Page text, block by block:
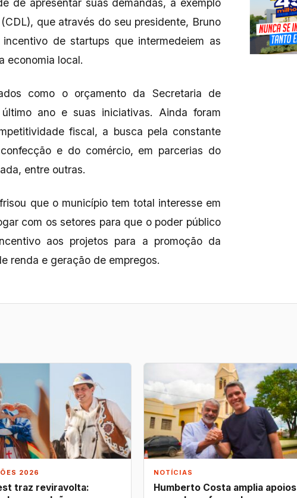
de apresentar suas demandas, a exemplo
que através do seu presidente, Bruno
de startups que intermedeiem as
economia local.
como o orçamento da Secretaria de
ano e suas iniciativas. Ainda foram
fiscal, a busca pela constante
e do comércio, em parcerias do
entre outras.
que o município tem total interesse em
com os setores para que o poder público
aos projetos para a promoção da
renda e geração de empregos.
2026
traz reviravolta:
NOTÍCIAS
Humberto Costa amplia apoios